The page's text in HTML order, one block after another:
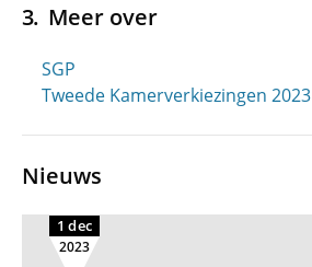
Meer over
SGP
Tweede Kamerverkiezingen 2023
Nieuws
1 dec
2023